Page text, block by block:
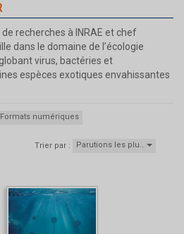
recherches à INRAE et chef
dans le domaine de l’écologie
virus, bactéries et
espèces exotiques envahissantes
Formats numériques
Trier par : Parutions les plu…